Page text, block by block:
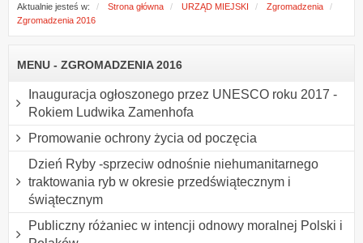
Aktualnie jesteś w: Strona główna URZĄD MIEJSKI
Zgromadzenia
Zgromadzenia 2016
MENU - ZGROMADZENIA 2016
Inauguracja ogłoszonego przez UNESCO roku 2017 -
Rokiem Ludwika Zamenhofa
Promowanie ochrony życia od poczęcia
Dzień Ryby -sprzeciw odnośnie niehumanitarnego
traktowania ryb w okresie przedświątecznym i
świątecznym
Publiczny różaniec w intencji odnowy moralnej Polski i